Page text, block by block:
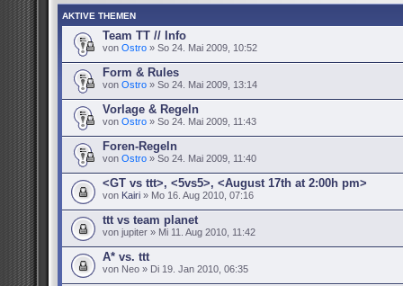
AKTIVE THEMEN
Team TT // Info
von Ostro » So 24. Mai 2009, 10:52
Form & Rules
von Ostro » So 24. Mai 2009, 13:14
Vorlage & Regeln
von Ostro » So 24. Mai 2009, 11:43
Foren-Regeln
von Ostro » So 24. Mai 2009, 11:40
<GT vs ttt>, <5vs5>, <August 17th at 2:00h pm>
von Kairi » Mo 16. Aug 2010, 07:16
ttt vs team planet
von jupiter » Mi 11. Aug 2010, 11:42
A* vs. ttt
von Neo » Di 19. Jan 2010, 06:35